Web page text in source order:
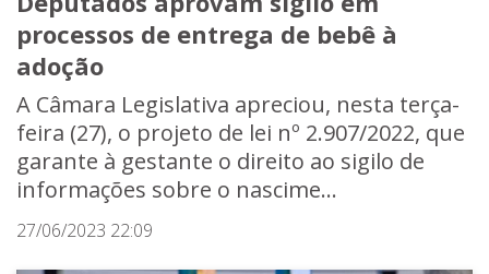
processos de entrega de bebê à
adoção
A Câmara Legislativa apreciou, nesta terça-
feira (27), o projeto de lei nº 2.907/2022, que
garante à gestante o direito ao sigilo de
informações sobre o nascime...
27/06/2023 22:09